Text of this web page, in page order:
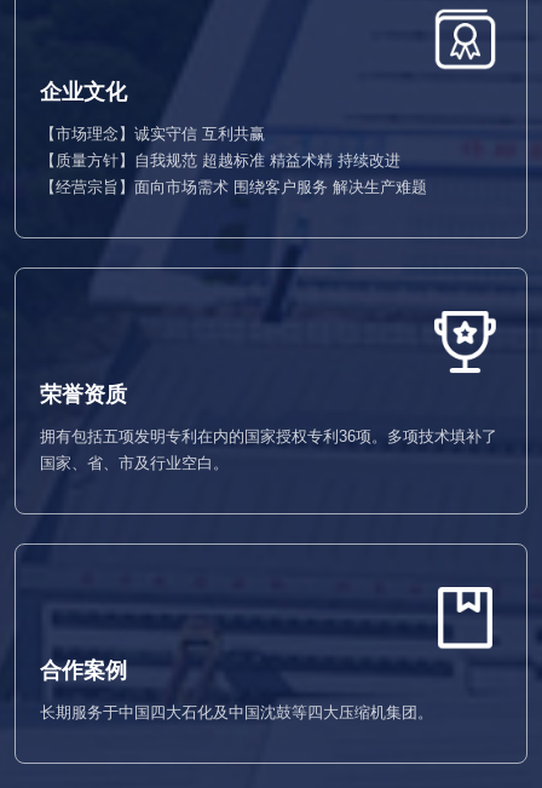
企业文化
【市场理念】诚实守信 互利共赢
【质量方针】自我规范 超越标准 精益术精 持续改进
【经营宗旨】面向市场需术 围绕客户服务 解决生产难题
荣誉资质
拥有包括五项发明专利在内的国家授权专利36项。多项技术填补了
国家、省、市及行业空白。
合作案例
长期服务于中国四大石化及中国沈鼓等四大压缩机集团。